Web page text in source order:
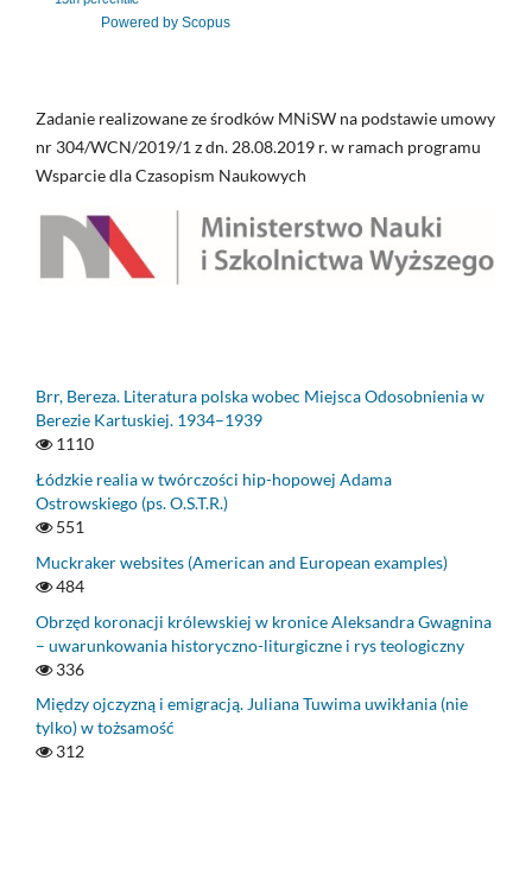
Powered by Scopus
Zadanie realizowane ze środków MNiSW na podstawie umowy
nr 304/WCN/2019/1 z dn. 28.08.2019 r. w ramach programu
Wsparcie dla Czasopism Naukowych
Brr, Bereza. Literatura polska wobec Miejsca Odosobnienia w
Berezie Kartuskiej. 1934–1939
1110
Łódzkie realia w twórczości hip-hopowej Adama
Ostrowskiego (ps. O.S.T.R.)
551
Muckraker websites (American and European examples)
484
Obrzęd koronacji królewskiej w kronice Aleksandra Gwagnina
– uwarunkowania historyczno-liturgiczne i rys teologiczny
336
Między ojczyzną i emigracją. Juliana Tuwima uwikłania (nie
tylko) w tożsamość
312